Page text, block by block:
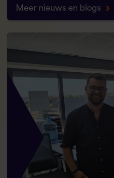
Meer nieuws en blogs